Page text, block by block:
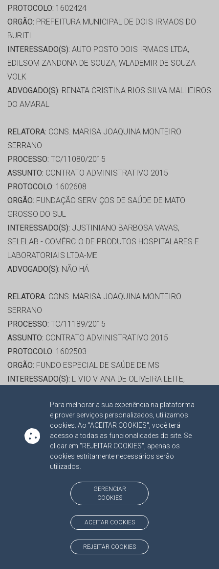
Para melhorar a sua experiência na plataforma
e prover serviços personalizados, utilizamos
cookies. Ao "ACEITAR COOKIES", você terá
acesso a todas as funcionalidades do site. Se
clicar em "REJEITAR COOKIES", apenas os
cookies estritamente necessários serão
utilizados.
GERENCIAR
COOKIES
ACEITAR COOKIES
REJEITAR COOKIES
PROTOCOLO: 1602424
ORGÃO: PREFEITURA MUNICIPAL DE DOIS IRMAOS DO
BURITI
INTERESSADO(S): AUTO POSTO DOIS IRMAOS LTDA,
EDILSOM ZANDONA DE SOUZA, WLADEMIR DE SOUZA
VOLK
ADVOGADO(S): RENATA CRISTINA RIOS SILVA MALHEIROS
DO AMARAL
RELATORA: CONS. MARISA JOAQUINA MONTEIRO
SERRANO
PROCESSO: TC/11080/2015
ASSUNTO: CONTRATO ADMINISTRATIVO 2015
PROTOCOLO: 1602608
ORGÃO: FUNDAÇÃO SERVIÇOS DE SAÚDE DE MATO
GROSSO DO SUL
INTERESSADO(S): JUSTINIANO BARBOSA VAVAS,
SELELAB - COMÉRCIO DE PRODUTOS HOSPITALARES E
LABORATORIAIS LTDA-ME
ADVOGADO(S): NÃO HÁ
RELATORA: CONS. MARISA JOAQUINA MONTEIRO
SERRANO
PROCESSO: TC/11189/2015
ASSUNTO: CONTRATO ADMINISTRATIVO 2015
PROTOCOLO: 1602503
ORGÃO: FUNDO ESPECIAL DE SAÚDE DE MS
INTERESSADO(S): LIVIO VIANA DE OLIVEIRA LEITE,
ADVOGADO(S):NÃO HÁ
RELATORA:
CONS. MARISA JOAQUINA MONTEIRO
TC/11411/2015
1605749
PREFEITURA MUNICIPAL DE BODOQUENA
DIMAQ CAMPOTRAT COMERCIAL LTDA,
NÃO HÁ